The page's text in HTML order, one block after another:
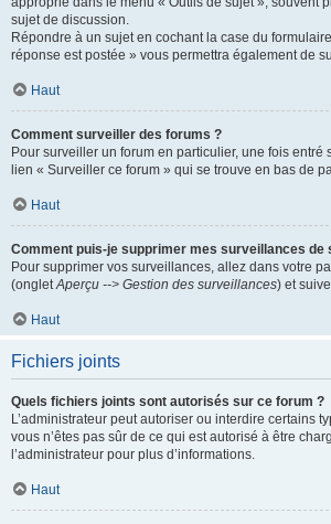
sujet de discussion.
Répondre à un sujet en cochant la case du
réponse est postée » vous permettra également de
Haut
Comment surveiller des forums ?
Pour surveiller un forum en particulier, une fois entré
lien « Surveiller ce forum » qui se trouve en bas de
Haut
Comment puis-je supprimer mes surveillances de
Pour supprimer vos surveillances, allez dans votre
(ongletAperçu --> Gestion des surveillances) et
Haut
Fichiers joints
Quels fichiers joints sont autorisés sur ce forum ?
L’administrateur peut autoriser ou interdire certains
vous n’êtes pas sûr de ce qui est autorisé à être
l’administrateur pour plus d’informations.
Haut